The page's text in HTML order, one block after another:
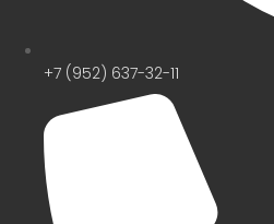
+7 (952) 637-32-11